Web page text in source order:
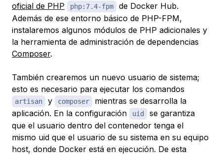
oficial de PHP
php:7.4-fpm
de Docker Hub.
Además de ese entorno básico de PHP-FPM,
instalaremos algunos módulos de PHP adicionales y
la herramienta de administración de dependencias
Composer.
También crearemos un nuevo usuario de sistema;
esto es necesario para ejecutar los comandos
artisan y composer
mientras se desarrolla la
aplicación. En la configuración
uid
se garantiza
que el usuario dentro del contenedor tenga el
mismo uid que el usuario de su sistema en su equipo
host, donde Docker está en ejecución. De esta